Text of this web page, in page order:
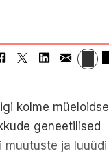
kolme müeloidse
geneetilised
muutuste ja luuüdi